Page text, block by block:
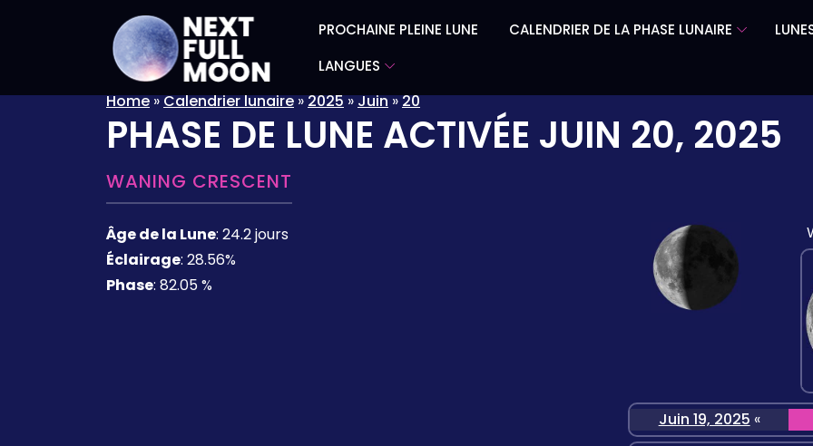
PROCHAINE PLEINE LUNE CALENDRIER DE LA PHASE LUNAIRE
LANGUES
Home»Calendrier lunaire»2025»Juin»20
PHASE DE LUNE ACTIVÉE JUIN 20, 2025
WANING CRESCENT
Âge de la Lune: 24.2 jours
Éclairage: 28.56%
Phase: 82.05 %
Juin 19, 2025 «